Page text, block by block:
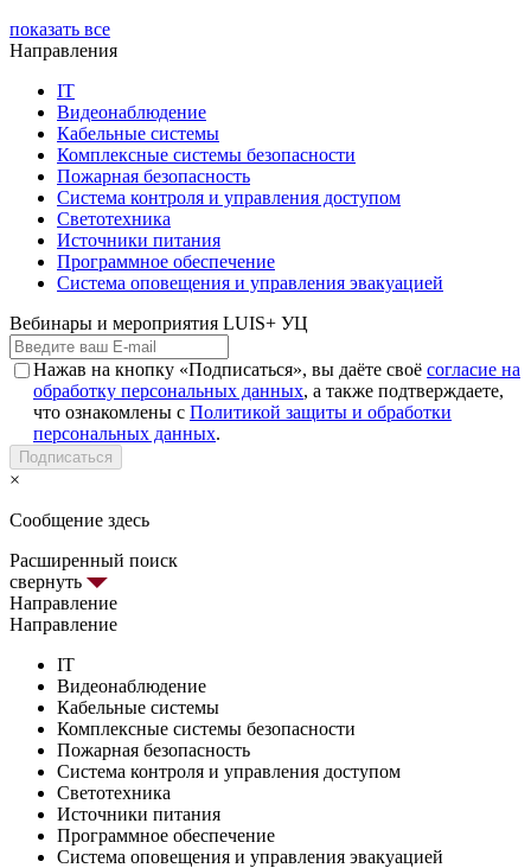
показать все
Направления
IT
Видеонаблюдение
Кабельные системы
Комплексные системы безопасности
Пожарная безопасность
Система контроля и управления доступом
Светотехника
Источники питания
Программное обеспечение
Система оповещения и управления эвакуацией
Вебинары и мероприятия LUIS+ УЦ
Нажав на кнопку «Подписаться», вы даёте своё согласие на
обработку персональных данных, а также подтверждаете,
что ознакомлены с Политикой защиты и обработки
персональных данных.
Подписаться
×
Сообщение здесь
Расширенный поиск
свернуть
Направление
Направление
IT
Видеонаблюдение
Кабельные системы
Комплексные системы безопасности
Пожарная безопасность
Система контроля и управления доступом
Светотехника
Источники питания
Программное обеспечение
Система оповещения и управления эвакуацией